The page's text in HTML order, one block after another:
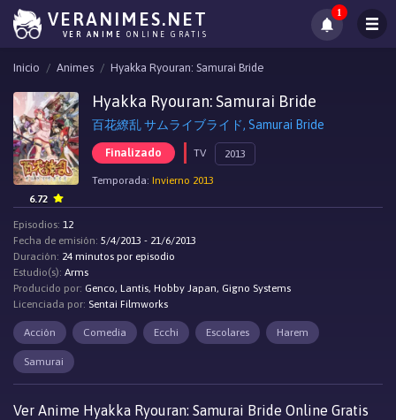
VERANIMES.NET
VER ANIME ONLINE GRATIS
1
Inicio Animes Hyakka Ryouran: Samurai Bride
Hyakka Ryouran: Samurai Bride
百花繚乱 サムライブライド, Samurai Bride
Finalizado TV 2013
Temporada: Invierno 2013
6.72
Episodios: 12
Fecha de emisión: 5/4/2013 - 21/6/2013
Duración: 24 minutos por episodio
Estudio(s): Arms
Producido por: Genco, Lantis, Hobby Japan, Gigno Systems
Licenciada por: Sentai Filmworks
Acción Comedia Ecchi Escolares Harem
Samurai
Ver Anime Hyakka Ryouran: Samurai Bride Online Gratis